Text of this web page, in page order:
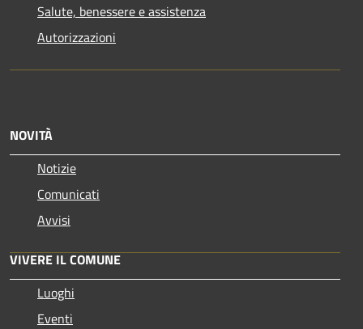
Salute, benessere e assistenza
Autorizzazioni
NOVITÀ
Notizie
Comunicati
Avvisi
VIVERE IL COMUNE
Luoghi
Eventi